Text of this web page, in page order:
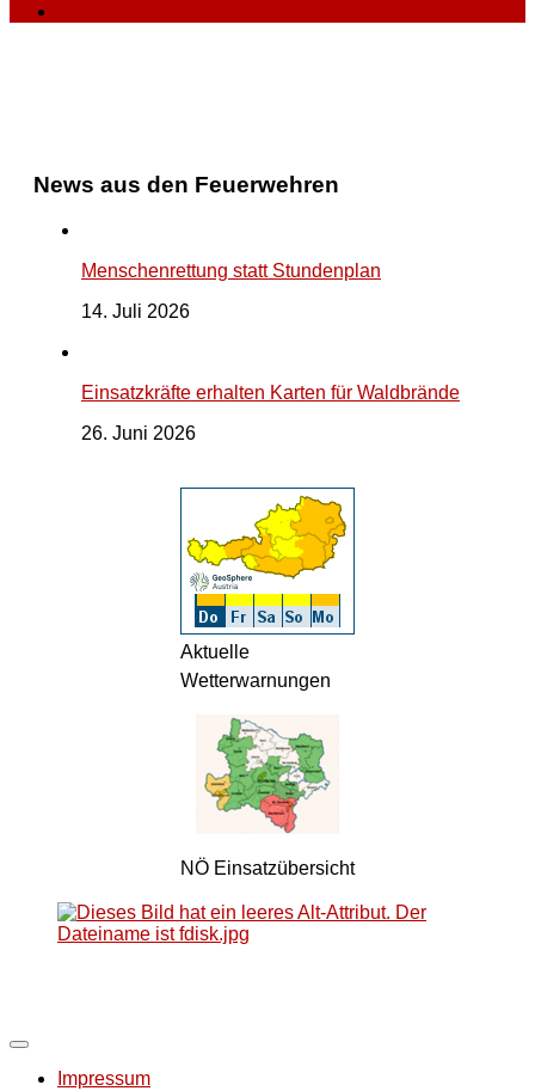
News aus den Feuerwehren
Menschenrettung statt Stundenplan
14. Juli 2026
Einsatzkräfte erhalten Karten für Waldbrände
26. Juni 2026
Aktuelle
Wetterwarnungen
NÖ Einsatzübersicht
Impressum